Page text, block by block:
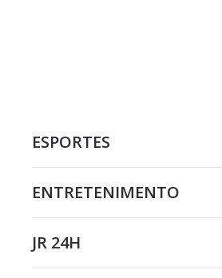
ESPORTES
ENTRETENIMENTO
JR 24H